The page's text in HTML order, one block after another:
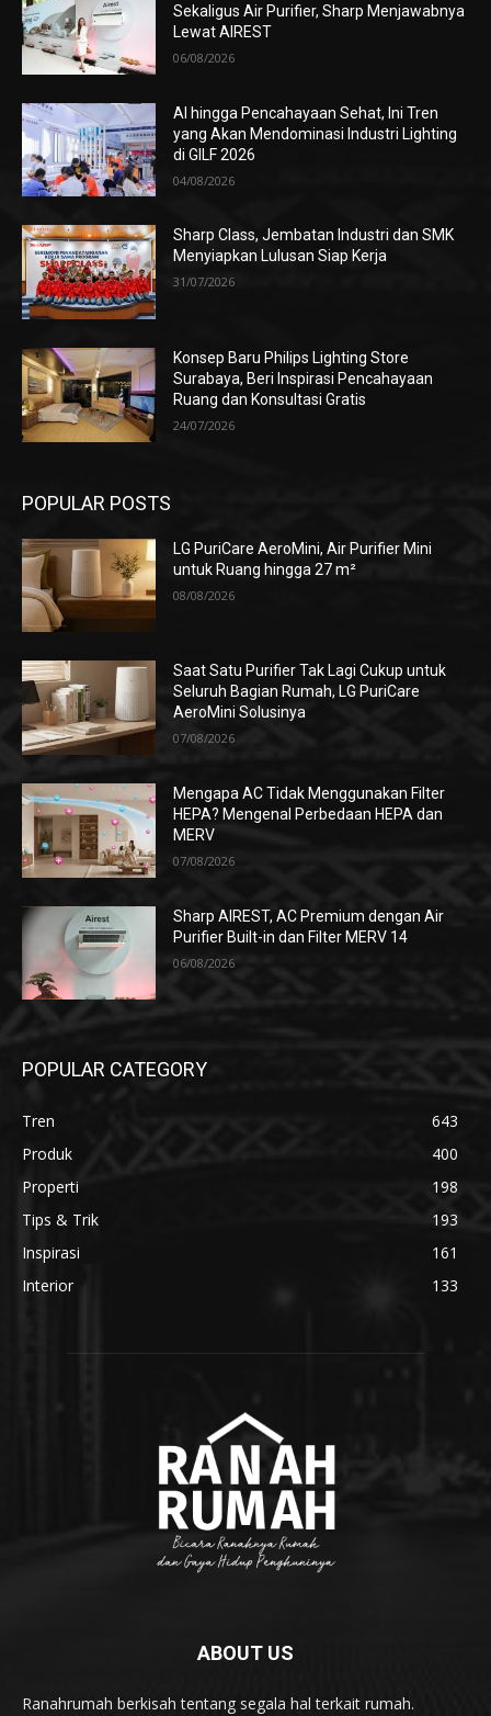
Sekaligus Air Purifier, Sharp Menjawabnya
Lewat AIREST
06/08/2026
AI hingga Pencahayaan Sehat, Ini Tren
yang Akan Mendominasi Industri Lighting
di GILF 2026
04/08/2026
Sharp Class, Jembatan Industri dan SMK
Menyiapkan Lulusan Siap Kerja
31/07/2026
Konsep Baru Philips Lighting Store
Surabaya, Beri Inspirasi Pencahayaan
Ruang dan Konsultasi Gratis
24/07/2026
POPULAR POSTS
LG PuriCare AeroMini, Air Purifier Mini
untuk Ruang hingga 27 m²
08/08/2026
Saat Satu Purifier Tak Lagi Cukup untuk
Seluruh Bagian Rumah, LG PuriCare
AeroMini Solusinya
07/08/2026
Mengapa AC Tidak Menggunakan Filter
HEPA? Mengenal Perbedaan HEPA dan
MERV
07/08/2026
Sharp AIREST, AC Premium dengan Air
Purifier Built-in dan Filter MERV 14
06/08/2026
POPULAR CATEGORY
Tren
643
Produk
400
Properti
198
Tips & Trik
193
Inspirasi
161
Interior
133
ABOUT US
Ranahrumah berkisah tentang segala hal terkait rumah.